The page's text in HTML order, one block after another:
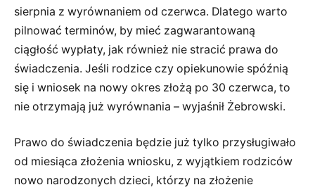
sierpnia z wyrównaniem od czerwca. Dlatego warto
pilnować terminów, by mieć zagwarantowaną
ciągłość wypłaty, jak również nie stracić prawa do
świadczenia. Jeśli rodzice czy opiekunowie spóźnią
się i wniosek na nowy okres złożą po 30 czerwca, to
nie otrzymają już wyrównania – wyjaśnił Żebrowski.
Prawo do świadczenia będzie już tylko przysługiwało
od miesiąca złożenia wniosku, z wyjątkiem rodziców
nowo narodzonych dzieci, którzy na złożenie